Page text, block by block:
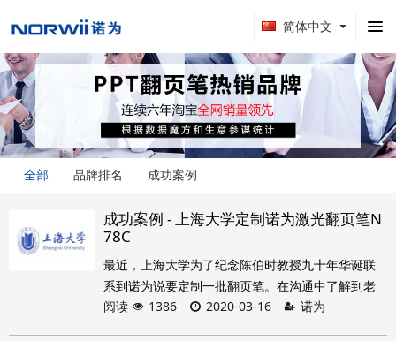
简体中文
全部 品牌排名 成功案例
成功案例 - 上海大学定制诺为激光翻页笔N
78C
最近，上海大学为了纪念陈伯时教授九十年华诞联
系到诺为说要定制一批翻页笔。在沟通中了解到老
师需要绿光和u盘功能，诺为销售人员果断推荐了
阅读 1386 2020-03-16 诺为